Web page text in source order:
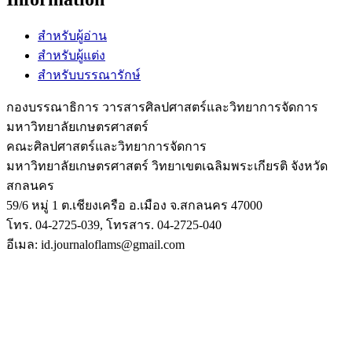
สำหรับผู้อ่าน
สำหรับผู้แต่ง
สำหรับบรรณารักษ์
กองบรรณาธิการ วารสารศิลปศาสตร์และวิทยาการจัดการ
มหาวิทยาลัยเกษตรศาสตร์
คณะศิลปศาสตร์และวิทยาการจัดการ
มหาวิทยาลัยเกษตรศาสตร์ วิทยาเขตเฉลิมพระเกียรติ จังหวัด
สกลนคร
59/6 หมู่ 1 ต.เชียงเครือ อ.เมือง จ.สกลนคร 47000
โทร. 04-2725-039, โทรสาร. 04-2725-040
อีเมล: id.journaloflams@gmail.com